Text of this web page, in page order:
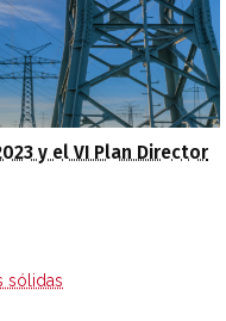
y el VI Plan Director
sólidas